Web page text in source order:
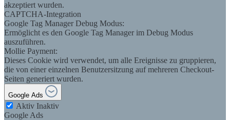
akzeptiert wurden.
CAPTCHA-Integration
Google Tag Manager Debug Modus:
Ermöglicht es den Google Tag Manager im Debug Modus
auszuführen.
Mollie Payment:
Dieses Cookie wird verwendet, um alle Ereignisse zu gruppieren,
die von einer einzelnen Benutzersitzung auf mehreren Checkout-
Seiten generiert wurden.
Google Ads
Aktiv Inaktiv
Google Ads